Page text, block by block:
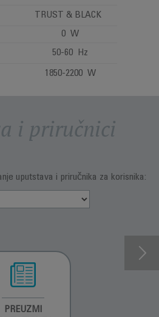
TRUST & BLACK
0 W
50-60 Hz
1850-2200 W
i priručnici
uputstava i priručnika za korisnika:
PREUZMI